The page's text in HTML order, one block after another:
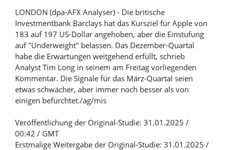
LONDON (dpa-AFX Analyser) - Die britische
Investmentbank Barclays hat das Kursziel für Apple von
183 auf 197 US-Dollar angehoben, aber die Einstufung
auf "Underweight" belassen. Das Dezember-Quartal
habe die Erwartungen weitgehend erfüllt, schrieb
Analyst Tim Long in seinem am Freitag vorliegenden
Kommentar. Die Signale für das März-Quartal seien
etwas schwächer, aber immer noch besser als von
einigen befürchtet./ag/mis
Veröffentlichung der Original-Studie: 31.01.2025 /
00:42 / GMT
Erstmalige Weitergabe der Original-Studie: 31.01.2025 /